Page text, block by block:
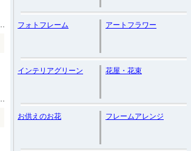
フォトフレーム アートフラワー
インテリアグリーン 花屋・花束
お供えのお花 フレームアレンジ